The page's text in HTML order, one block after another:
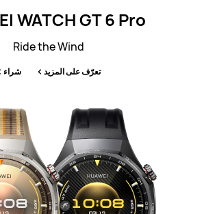
WATCH GT 6 Pro
Ride the Wind
تعرّف على المزيد شراء